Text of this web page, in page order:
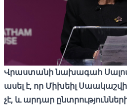
Վրաստանի նախագահ
ասել է, որ Միխեիլ
չէ, և արդար